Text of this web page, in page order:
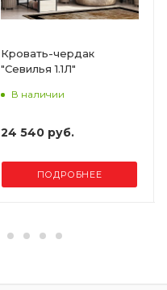
Кровать-чердак
"Севилья 1.1Л"
В наличии
24 540 руб.
ПОДРОБНЕЕ